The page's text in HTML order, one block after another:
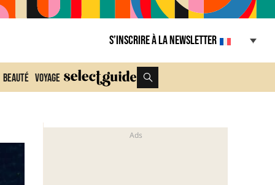
S’inscrire à la Newsletter
Beauté Voyage